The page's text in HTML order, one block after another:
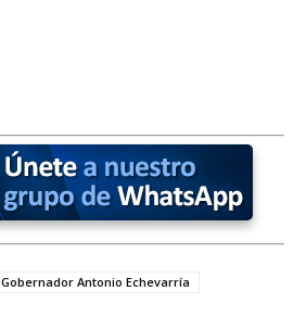
Gobernador Antonio Echevarría